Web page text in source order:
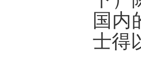
国内
士得